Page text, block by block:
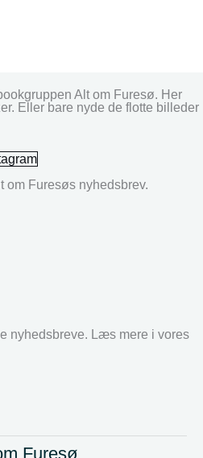
Alt om Furesø. Her
Eller bare nyde de flotte billeder
om Furesøs nyhedsbrev.
nyhedsbreve. Læs mere i vores
Furesø